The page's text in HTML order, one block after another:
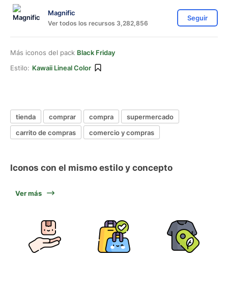
Magnific
Ver todos los recursos 3,282,856
Seguir
Más iconos del pack Black Friday
Estilo: Kawaii Lineal Color
tienda comprar compra
supermercado
carrito de compras
comercio y compras
Iconos con el mismo estilo y concepto
Ver más